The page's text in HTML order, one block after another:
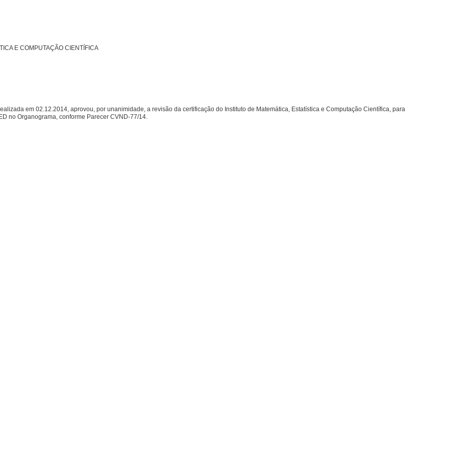
E COMPUTAÇÃO CIENTÍFICA
em 02.12.2014, aprovou, por unanimidade, a revisão da certificação do Instituto de Matemática, Estatística e Computação Científica, para
no Organograma, conforme Parecer CVND-77/14.